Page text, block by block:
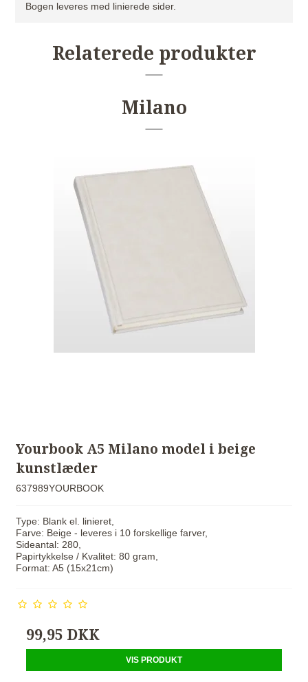
Bogen leveres med linierede sider.
Relaterede produkter
Milano
Yourbook A5 Milano model i beige
kunstlæder
637989YOURBOOK
Type: Blank el. linieret,
Farve: Beige - leveres i 10 forskellige farver,
Sideantal: 280,
Papirtykkelse / Kvalitet: 80 gram,
Format: A5 (15x21cm)
99,95 DKK
VIS PRODUKT